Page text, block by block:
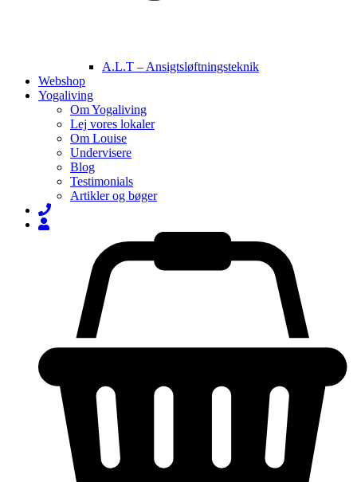
A.L.T – Ansigtsløftningsteknik
Webshop
Yogaliving
Om Yogaliving
Lej vores lokaler
Om Louise
Undervisere
Blog
Testimonials
Artikler og bøger